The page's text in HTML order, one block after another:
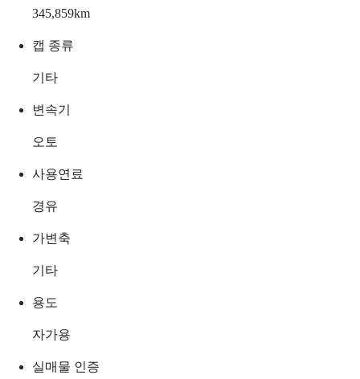
345,859km
캡 종류
기타
변속기
오토
사용연료
경유
가변축
기타
용도
자가용
실매물 인증